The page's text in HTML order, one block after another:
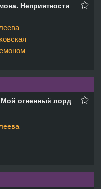
Неприятности
огненный лорд